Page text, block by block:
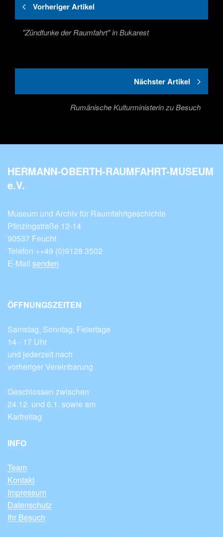
Vorheriger Artikel
"Zündfunke der Raumfahrt" in Bukarest
Nächster Artikel
Rumänische Kulturministerin zu Besuch
HERMANN-OBERTH-RAUMFAHRT-MUSEUM
e.V.
Museum und Archiv für Raumfahrtgeschichte
Pfinzingstraße 12-14
90537 Feucht
Telefon ++49 (0)9128 3502
E-Mail senden
ÖFFNUNGSZEITEN
Samstag, Sonntag, Feiertage
14 - 17 Uhr
und jederzeit nach
vorheriger Vereinbarung
Geschlossen zwischen
24.12. und 6.1. sowie am
Karfreitag
INFO
Team
Kontakt
Impressum
Datenschutz
Ihr Besuch